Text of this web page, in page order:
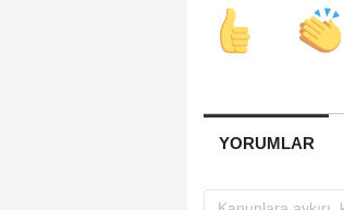
YORUMLAR